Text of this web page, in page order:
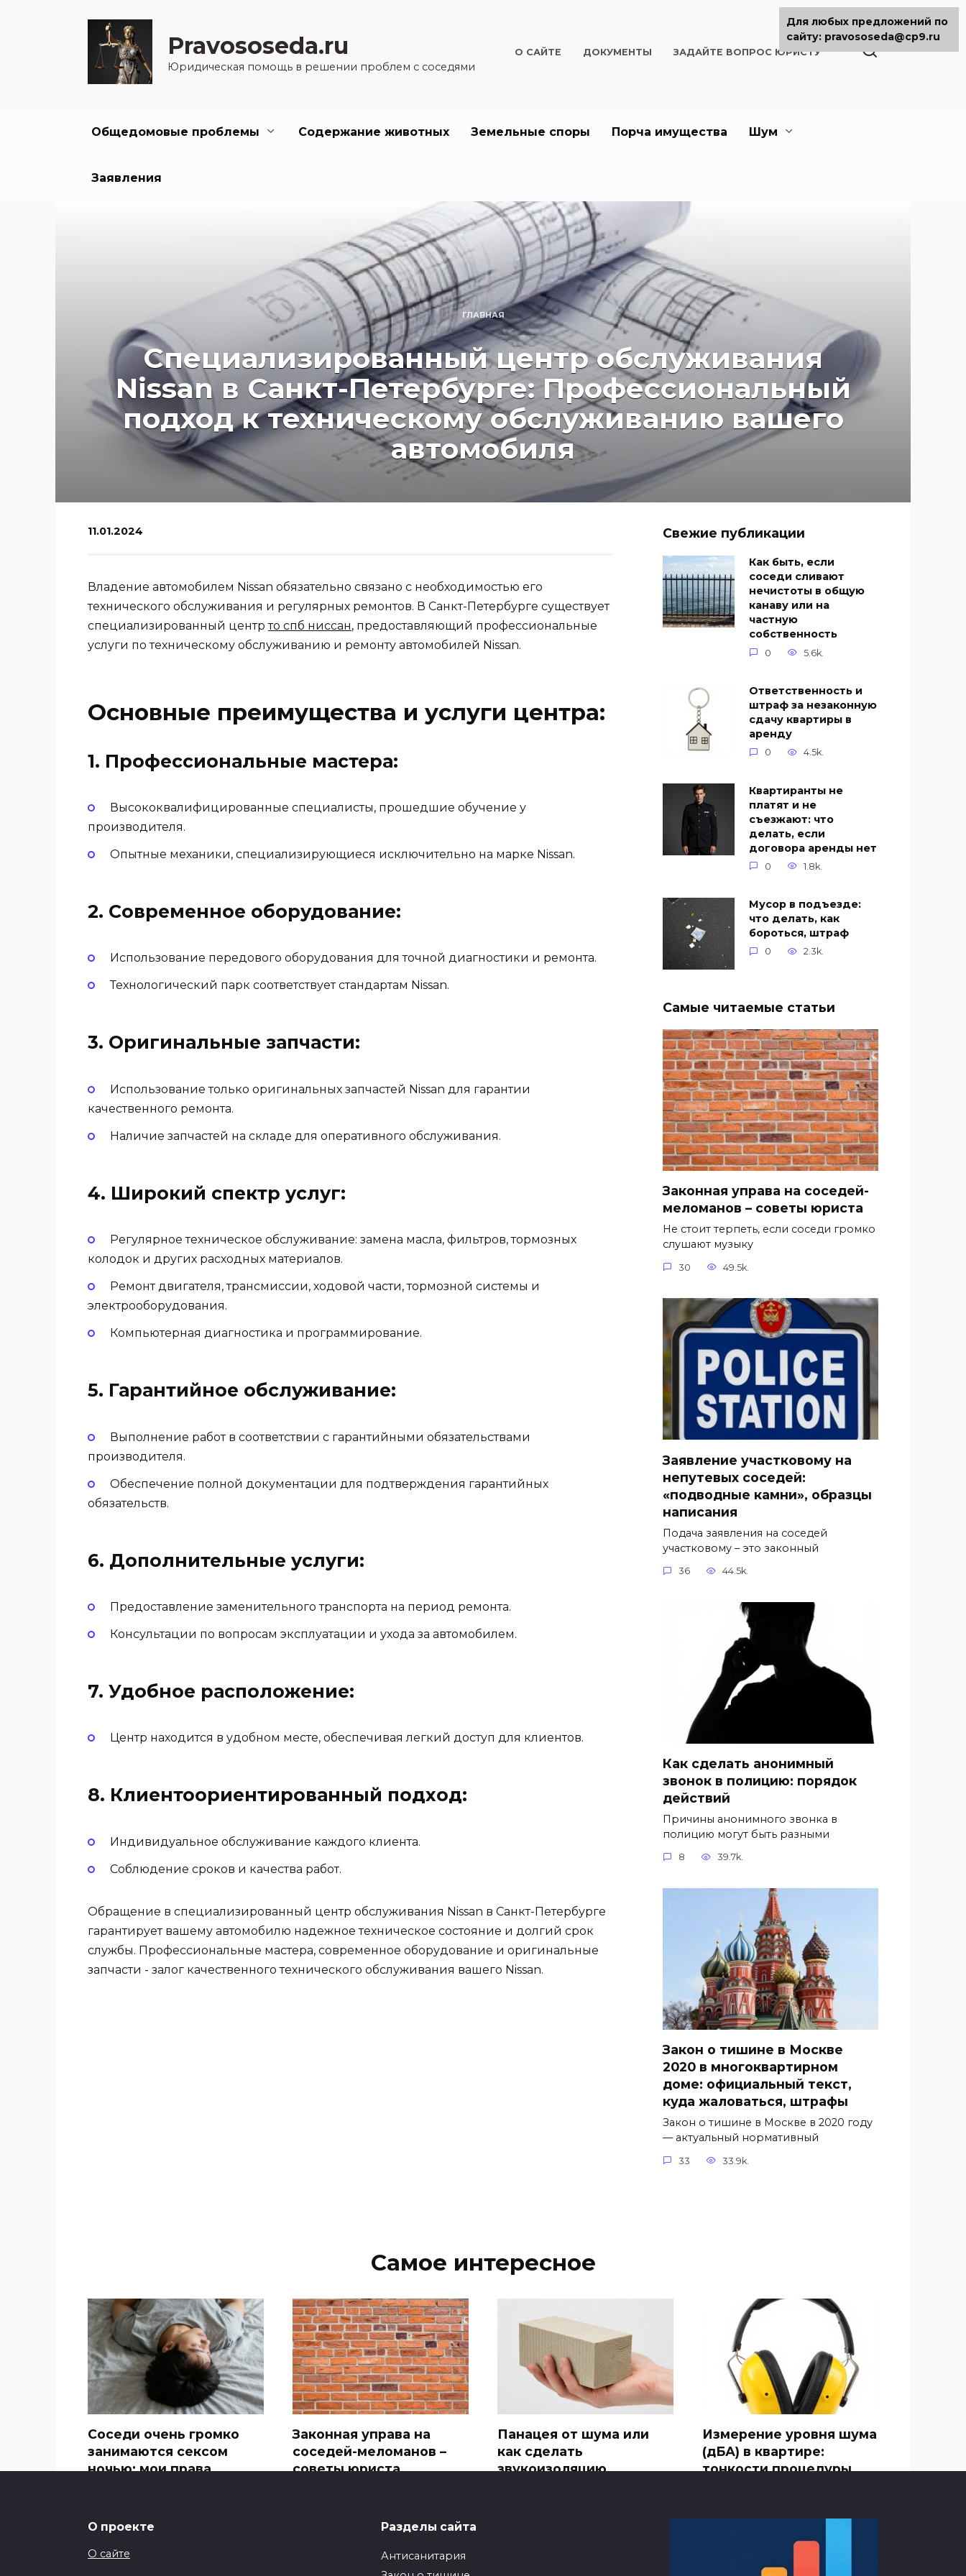
Pravososeda.ru
Юридическая помощь в решении проблем с соседями
О САЙТЕ ДОКУМЕНТЫ ЗАДАЙТЕ ВОПРОС ЮРИСТУ
Общедомовые проблемы Содержание животных Земельные споры Порча имущества Шум
Заявления
ГЛАВНАЯ
Специализированный центр обслуживания
Nissan в Санкт-Петербурге: Профессиональный
подход к техническому обслуживанию вашего
автомобиля
11.01.2024
Владение автомобилем Nissan обязательно связано с необходимостью его
технического обслуживания и регулярных ремонтов. В Санкт-Петербурге существует
специализированный центрто спб ниссан, предоставляющий профессиональные
услуги по техническому обслуживанию и ремонту автомобилей Nissan.
Основные преимущества и услуги центра:
1. Профессиональные мастера:
Высококвалифицированные специалисты, прошедшие обучение у
производителя.
Опытные механики, специализирующиеся исключительно на марке Nissan.
2. Современное оборудование:
Использование передового оборудования для точной диагностики и ремонта.
Технологический парк соответствует стандартам Nissan.
3. Оригинальные запчасти:
Использование только оригинальных запчастей Nissan для гарантии
качественного ремонта.
Наличие запчастей на складе для оперативного обслуживания.
4. Широкий спектр услуг:
Регулярное техническое обслуживание: замена масла, фильтров, тормозных
колодок и других расходных материалов.
Ремонт двигателя, трансмиссии, ходовой части, тормозной системы и
электрооборудования.
Компьютерная диагностика и программирование.
5. Гарантийное обслуживание:
Выполнение работ в соответствии с гарантийными обязательствами
производителя.
Обеспечение полной документации для подтверждения гарантийных
обязательств.
6. Дополнительные услуги:
Предоставление заменительного транспорта на период ремонта.
Консультации по вопросам эксплуатации и ухода за автомобилем.
7. Удобное расположение:
Центр находится в удобном месте, обеспечивая легкий доступ для клиентов.
8. Клиентоориентированный подход:
Индивидуальное обслуживание каждого клиента.
Соблюдение сроков и качества работ.
Обращение в специализированный центр обслуживания Nissan в Санкт-Петербурге
гарантирует вашему автомобилю надежное техническое состояние и долгий срок
службы. Профессиональные мастера, современное оборудование и оригинальные
запчасти - залог качественного технического обслуживания вашего Nissan.
Свежие публикации
Как быть, если
соседи сливают
нечистоты в общую
канаву или на
частную
собственность
0 5.6k.
Ответственность и
штраф за незаконную
сдачу квартиры в
аренду
0 4.5k.
Квартиранты не
платят и не
съезжают: что
делать, если
договора аренды нет
0 1.8k.
Мусор в подъезде:
что делать, как
бороться, штраф
0 2.3k.
Самые читаемые статьи
Законная управа на соседей-
меломанов – советы юриста
Не стоит терпеть, если соседи громко
слушают музыку
30 49.5k.
Заявление участковому на
непутевых соседей:
«подводные камни», образцы
написания
Подача заявления на соседей
участковому – это законный
36 44.5k.
Как сделать анонимный
звонок в полицию: порядок
действий
Причины анонимного звонка в
полицию могут быть разными
8 39.7k.
Закон о тишине в Москве
2020 в многоквартирном
доме: официальный текст,
куда жаловаться, штрафы
Закон о тишине в Москве в 2020 году
— актуальный нормативный
33 33.9k.
Самое интересное
Соседи очень громко
занимаются сексом
ночью: мои права
Законная управа на
соседей-меломанов –
советы юриста
Панацея от шума или
как сделать
звукоизоляцию
Измерение уровня шума
(дБА) в квартире:
тонкости процедуры
О проекте
О сайте
Разделы сайта
Антисанитария
Для любых предложений по
сайту: pravososeda@cp9.ru